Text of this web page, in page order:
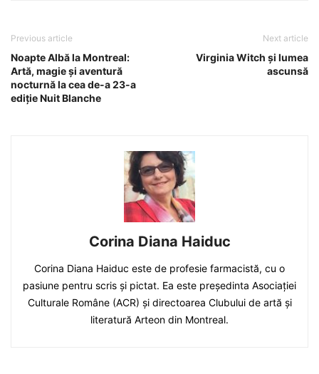
Previous article
Noapte Albă la Montreal:
Artă, magie și aventură
nocturnă la cea de-a 23-a
ediție Nuit Blanche
Next article
Virginia Witch și lumea
ascunsă
Corina Diana Haiduc
Corina Diana Haiduc este de profesie farmacistă, cu o
pasiune pentru scris și pictat. Ea este președinta Asociației
Culturale Române (ACR) și directoarea Clubului de artă și
literatură Arteon din Montreal.